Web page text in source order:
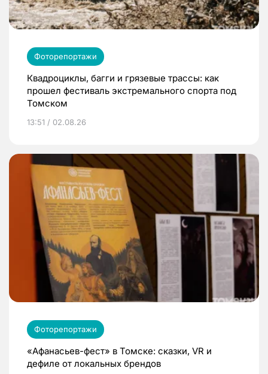
Фоторепортажи
Квадроциклы, багги и грязевые трассы: как
прошел фестиваль экстремального спорта под
Томском
13:51 / 02.08.26
Фоторепортажи
«Афанасьев-фест» в Томске: сказки, VR и
дефиле от локальных брендов